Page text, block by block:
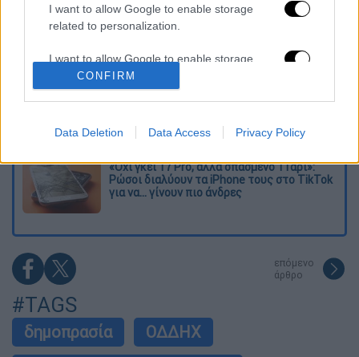
I want to allow Google to enable storage
related to personalization.
I want to allow Google to enable storage
related to security, including authentication
functionality and fraud prevention, and other
CONFIRM
Data Deletion Data Access Privacy Policy
πληγείσες περιοχές
38χρονης Βρετανίδας που δολοφονήθηκε
στην Κυψέλη
Ντύθηκε «Χάρος», ανέβηκε στην οροφή
ασθενείς
«Όχι γκέι 17 Pro, αλλά σπασμένο 11άρι»:
Ρώσοι διαλύουν τα iPhone τους στο TikTok
για να... γίνουν πιο άνδρες
επόμενο
άρθρο
#TAGS
δημοπρασία
ΟΔΔΗΧ